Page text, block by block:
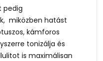
pedig
miközben hatást
kámforos
tonizálja és
is maximálisan